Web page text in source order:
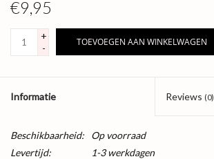
€9,95
+
-
TOEVOEGEN AAN WINKELWAGEN
Informatie Reviews (0)
Beschikbaarheid:
Op voorraad
Levertijd:
1-3 werkdagen